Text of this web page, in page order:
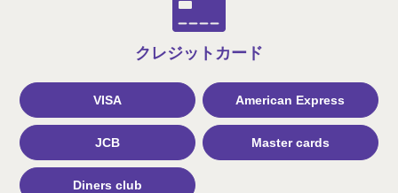
クレジット カード
VISA American Express
JCB Master cards
Diners club